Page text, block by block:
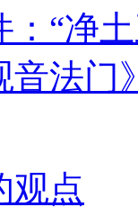
“净
音法
观点